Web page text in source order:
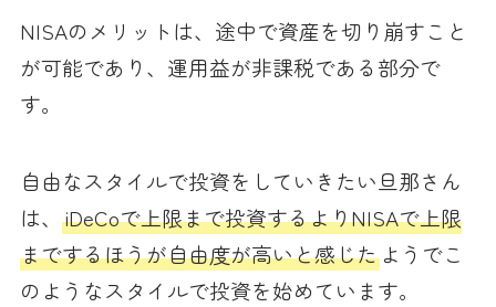
NISAのメリットは、途中で資産を切り崩すこと
が可能であり、運用益が非課税である部分で
す。
自由なスタイルで投資をしていきたい旦那さん
は、 iDeCoで上限まで投資するよりNISAで上限
までするほうが自由度が高いと感じたようでこ
のようなスタイルで投資を始めています。